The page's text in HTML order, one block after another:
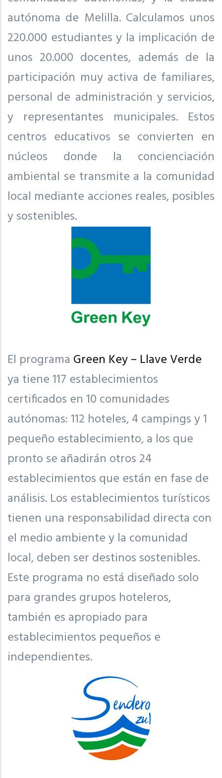
autónoma de Melilla. Calculamos unos
220.000 estudiantes y la implicación de
unos 20.000 docentes, además de la
participación muy activa de familiares,
personal de administración y servicios,
y representantes municipales. Estos
centros educativos se convierten en
núcleos donde la concienciación
ambiental se transmite a la comunidad
local mediante acciones reales, posibles
y sostenibles.
El programa Green Key – Llave Verde
ya tiene 117 establecimientos
certificados en 10 comunidades
autónomas: 112 hoteles, 4 campings y 1
pequeño establecimiento, a los que
pronto se añadirán otros 24
establecimientos que están en fase de
análisis. Los establecimientos turísticos
tienen una responsabilidad directa con
el medio ambiente y la comunidad
local, deben ser destinos sostenibles.
Este programa no está diseñado solo
para grandes grupos hoteleros,
también es apropiado para
establecimientos pequeños e
independientes.